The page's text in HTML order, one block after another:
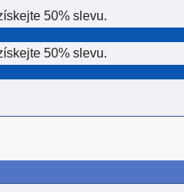
50% slevu.
50% slevu.